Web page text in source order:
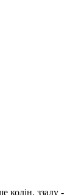
колін, ззаду -